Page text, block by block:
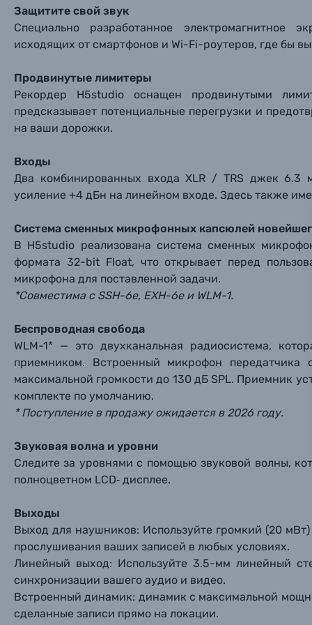
Мы
Мы
Пленочные фотоаппараты
Видеокамеры
Вспышки для фотоаппаратов
Аксессуары для фото и видеокамер
Оптические приборы
Материалы
Осветительное оборудование
Фотоальбомы
Солнцезащитные очки
Б/У фототехника (Комиссионные товары)
Заказ
Вами с
Нажимая
Защитите свой звук
Специально разработанное
исходящих от смартфонов и Wi-Fi-роутеров, где бы
Продвинутые лимитеры
Рекордер H5studio оснащен продвинутыми
предсказывает потенциальные перегрузки и
на ваши дорожки.
Входы
Два комбинированных входа XLR / TRS джек 6.3
усиление +4 дБн на линейном входе. Здесь также
Система сменных микрофонных капсюлей
В H5studio реализована система сменных
формата 32-bit Float, что открывает перед
микрофона для поставленной задачи.
*Совместима с SSH-6e, EXH-6e и WLM-1.
Беспроводная свобода
WLM-1* — это двухканальная радиосистема,
приемником. Встроенный микрофон передатчика
максимальной громкости до 130 дБ SPL. Приемник
комплекте по умолчанию.
* Поступление в продажу ожидается в 2026 году.
Звуковая волна и уровни
Следите за уровнями с помощью звуковой волны,
полноцветном LCD‑ дисплее.
Выходы
Выход для наушников: Используйте громкий (20
прослушивания ваших записей в любых условиях.
Линейный выход: Используйте 3.5-мм линейный
синхронизации вашего аудио и видео.
Встроенный динамик: динамик с максимальной
сделанные записи прямо на локации.
Мы